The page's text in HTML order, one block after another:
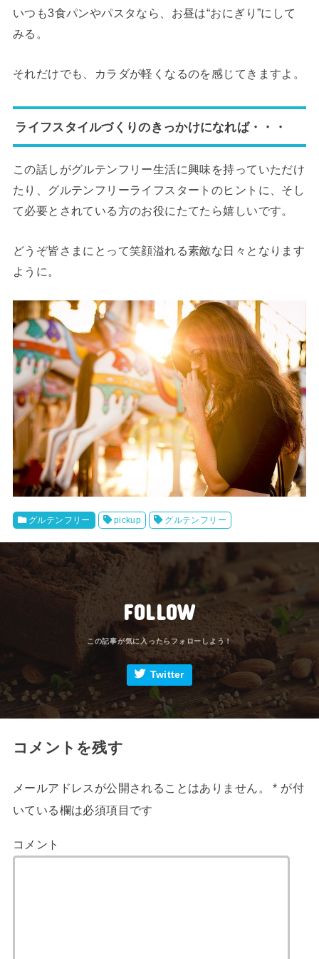
いつも3食パンやパスタなら、お昼は“おにぎり”にして
みる。
それだけでも、カラダが軽くなるのを感じてきますよ。
ライフスタイルづくりのきっかけになれば・・・
この話しがグルテンフリー生活に興味を持っていただけ
たり、グルテンフリーライフスタートのヒントに、そし
て必要とされている方のお役にたてたら嬉しいです。
どうぞ皆さまにとって笑顔溢れる素敵な日々となります
ように。
グルテンフリー pickup グルテンフリー
FOLLOW
Twitter
コメントを残す
メールアドレスが公開されることはありません。 * が付
いている欄は必須項目です
コメント